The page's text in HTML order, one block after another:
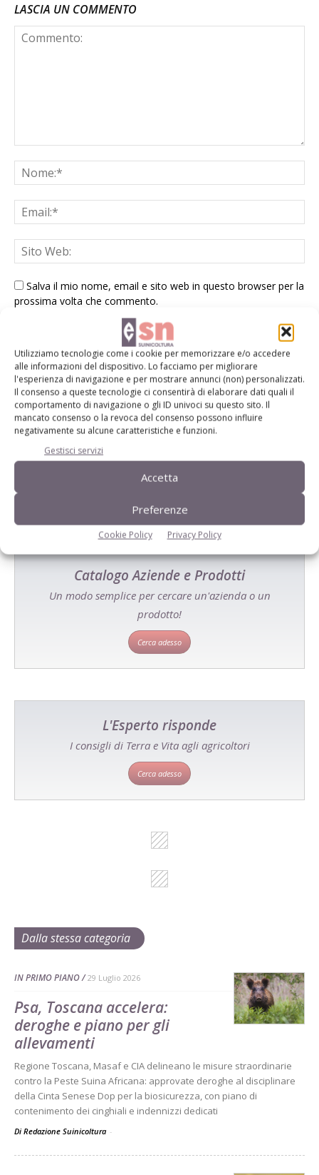
Utilizziamo tecnologie come i cookie per memorizzare e/o accedere
alle informazioni del dispositivo. Lo facciamo per migliorare
l'esperienza di navigazione e per mostrare annunci (non) personalizzati.
Il consenso a queste tecnologie ci consentirà di elaborare dati quali il
comportamento di navigazione o gli ID univoci su questo sito. Il
mancato consenso o la revoca del consenso possono influire
negativamente su alcune caratteristiche e funzioni.
Gestisci servizi
Accetta
Preferenze
Cookie Policy Privacy Policy
LASCIA UN COMMENTO
Salva il mio nome, email e sito web in questo browser per la
prossima volta che commento.
E-magazine
Catalogo Aziende e Prodotti
Un modo semplice per cercare un'azienda o un
prodotto!
Cerca adesso
L'Esperto risponde
I consigli di Terra e Vita agli agricoltori
Cerca adesso
Dalla stessa categoria
IN PRIMO PIANO 29 Luglio 2026
Psa, Toscana accelera:
deroghe e piano per gli
allevamenti
Regione Toscana, Masaf e CIA delineano le misure straordinarie
contro la Peste Suina Africana: approvate deroghe al disciplinare
della Cinta Senese Dop per la biosicurezza, con piano di
contenimento dei cinghiali e indennizzi dedicati
Di Redazione Suinicoltura -